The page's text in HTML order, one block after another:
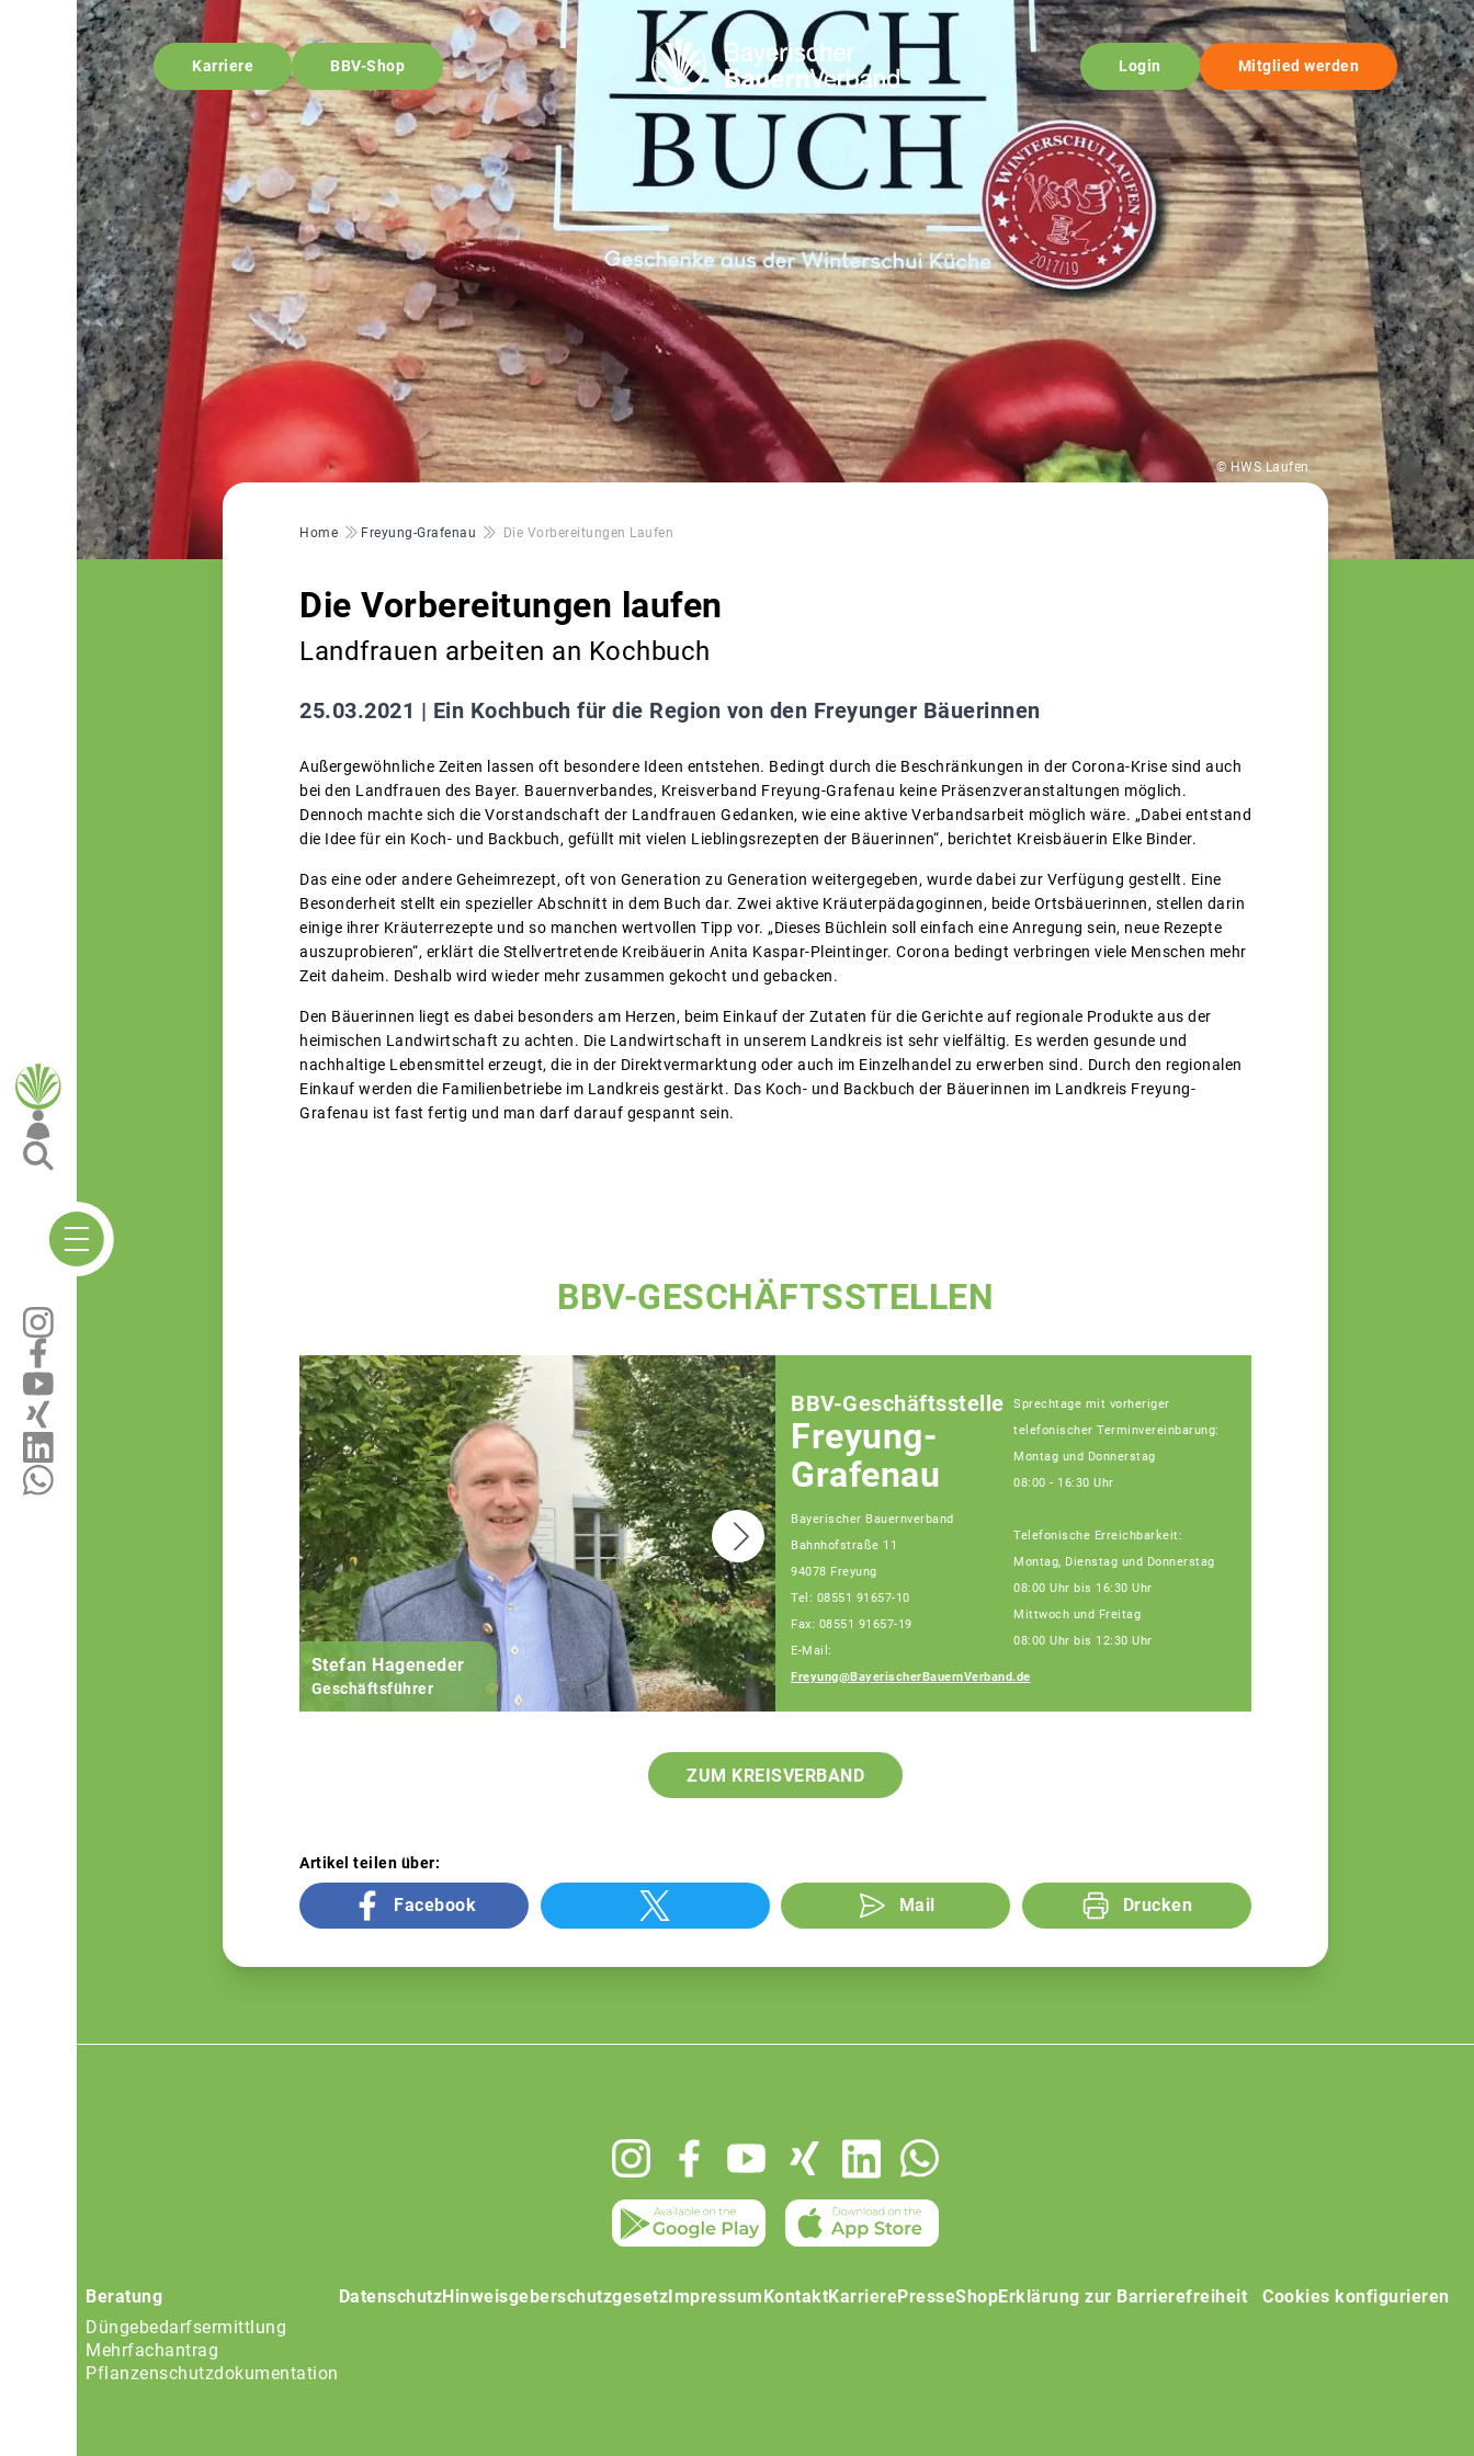
Karriere BBV-Shop Login Mitglied werden
© HWS Laufen
Pfadnavigation
Home Freyung-Grafenau Die Vorbereitungen Laufen
Die Vorbereitungen laufen
Landfrauen arbeiten an Kochbuch
25.03.2021 | Ein Kochbuch für die Region von den Freyunger Bäuerinnen
Außergewöhnliche Zeiten lassen oft besondere Ideen entstehen. Bedingt durch die Beschränkungen in der Corona-Krise sind auch
bei den Landfrauen des Bayer. Bauernverbandes, Kreisverband Freyung-Grafenau keine Präsenzveranstaltungen möglich.
Dennoch machte sich die Vorstandschaft der Landfrauen Gedanken, wie eine aktive Verbandsarbeit möglich wäre. „Dabei entstand
die Idee für ein Koch- und Backbuch, gefüllt mit vielen Lieblingsrezepten der Bäuerinnen“, berichtet Kreisbäuerin Elke Binder.
Das eine oder andere Geheimrezept, oft von Generation zu Generation weitergegeben, wurde dabei zur Verfügung gestellt. Eine
Besonderheit stellt ein spezieller Abschnitt in dem Buch dar. Zwei aktive Kräuterpädagoginnen, beide Ortsbäuerinnen, stellen darin
einige ihrer Kräuterrezepte und so manchen wertvollen Tipp vor. „Dieses Büchlein soll einfach eine Anregung sein, neue Rezepte
auszuprobieren“, erklärt die Stellvertretende Kreibäuerin Anita Kaspar-Pleintinger. Corona bedingt verbringen viele Menschen mehr
Zeit daheim. Deshalb wird wieder mehr zusammen gekocht und gebacken.
Den Bäuerinnen liegt es dabei besonders am Herzen, beim Einkauf der Zutaten für die Gerichte auf regionale Produkte aus der
heimischen Landwirtschaft zu achten. Die Landwirtschaft in unserem Landkreis ist sehr vielfältig. Es werden gesunde und
nachhaltige Lebensmittel erzeugt, die in der Direktvermarktung oder auch im Einzelhandel zu erwerben sind. Durch den regionalen
Einkauf werden die Familienbetriebe im Landkreis gestärkt. Das Koch- und Backbuch der Bäuerinnen im Landkreis Freyung-
Grafenau ist fast fertig und man darf darauf gespannt sein.
BBV-GESCHÄFTSSTELLEN
Stefan Hageneder
Geschäftsführer Fachberater
BBV-Geschäftsstelle
Freyung-
Grafenau
Bayerischer Bauernverband
Bahnhofstraße 11
94078 Freyung
Tel: 08551 91657-10
Fax: 08551 91657-19
E-Mail:
Freyung@BayerischerBauernVerband.de
Sprechtage mit vorheriger
telefonischer Terminvereinbarung:
Montag und Donnerstag
08:00 - 16:30 Uhr
Telefonische Erreichbarkeit:
Montag, Dienstag und Donnerstag
08:00 Uhr bis 16:30 Uhr
Mittwoch und Freitag
08:00 Uhr bis 12:30 Uhr
ZUM KREISVERBAND
Artikel teilen über:
Facebook Mail Drucken
Beratung
Düngebedarfsermittlung
Mehrfachantrag
Pflanzenschutzdokumentation
DatenschutzHinweisgeberschutzgesetzImpressumKontaktKarrierePresseShopErklärung zur Barrierefreiheit Cookies konfigurieren